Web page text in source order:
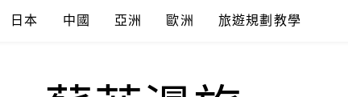
日本 中國 亞洲 歐洲 旅遊規劃教學